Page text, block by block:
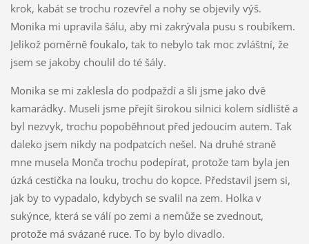
krok, kabát se trochu rozevřel a nohy se objevily výš.
Monika mi upravila šálu, aby mi zakrývala pusu s roubíkem.
Jelikož poměrně foukalo, tak to nebylo tak moc zvláštní, že
jsem se jakoby choulil do té šály.
Monika se mi zaklesla do podpaždí a šli jsme jako dvě
kamarádky. Museli jsme přejít širokou silnici kolem sídliště a
byl nezvyk, trochu popoběhnout před jedoucím autem. Tak
daleko jsem nikdy na podpatcích nešel. Na druhé straně
mne musela Monča trochu podepírat, protože tam byla jen
úzká cestička na louku, trochu do kopce. Představil jsem si,
jak by to vypadalo, kdybych se svalil na zem. Holka v
sukýnce, která se válí po zemi a nemůže se zvednout,
protože má svázané ruce. To by bylo divadlo.